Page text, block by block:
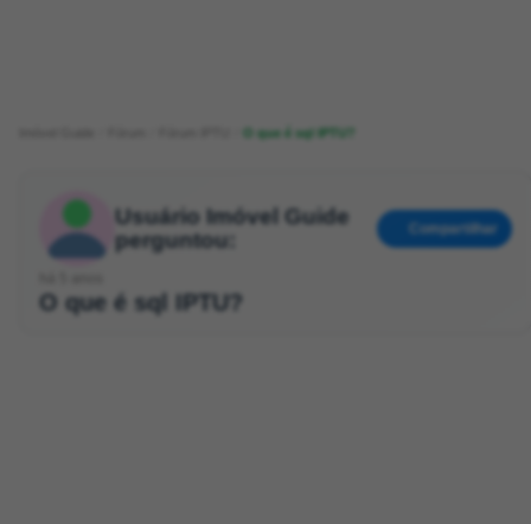
O que é sql IPTU?
Usuário Imóvel Guide
perguntou:
Compartilhar
O que é sql IPTU?